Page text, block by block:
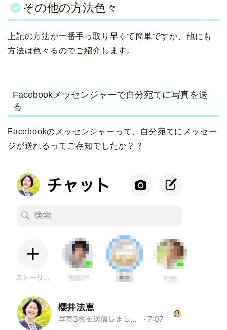
その他の方法色々
上記の方法が一番手っ取り早くて簡単ですが、他にも
方法は色々るのでご紹介します。
Facebookメッセンジャーで自分宛てに写真を送
る
Facebookのメッセンジャーって、自分宛てにメッセー
ジが送れるってご存知でしたか？？